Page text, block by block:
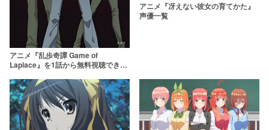
アニメ『乱歩奇譚 Game of
Laplace』を1話から無料視聴できる
アニメ『冴えない彼女の育てかた』
声優一覧